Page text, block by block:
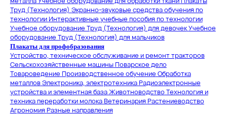
Труд (Технология) Экранно-звуковые средства обучения по
технологии Интерактивные учебные пособия по технологии
Учебное оборудование Труд (Технология) для девочекУчебное
оборудование Труд (Технология) для мальчиков
Плакаты для профобразования
Устройство, техническое обслуживание и ремонт тракторов
Сельскохозяйственные машиныПоварское дело
Товароведение Производственное обучение Обработка
металловЭлектроника, электротехникаРадиоэлектронные
устройства и элементная базаЖивотноводствоТехнология и
техника переработки молокаВетеринарияРастениеводство
АгрономияРазные направления